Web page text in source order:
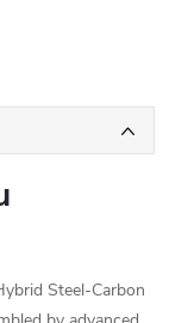
Steel-Carbon